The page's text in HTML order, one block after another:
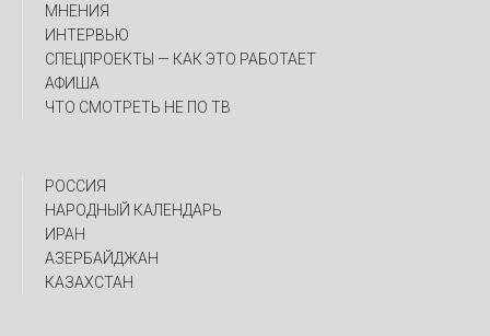
МНЕНИЯ
ИНТЕРВЬЮ
CПЕЦПРОЕКТЫ — КАК ЭТО РАБОТАЕТ
АФИША
ЧТО СМОТРЕТЬ НЕ ПО ТВ
РОССИЯ
НАРОДНЫЙ КАЛЕНДАРЬ
ИРАН
АЗЕРБАЙДЖАН
КАЗАХСТАН